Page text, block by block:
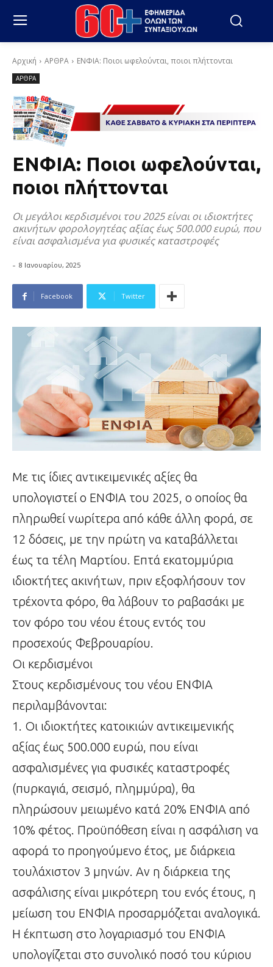
Αρχική ΑΡΘΡΑ ΕΝΦΙΑ: Ποιοι ωφελούνται, ποιοι πλήττονται
ΑΡΘΡΑ
ΕΝΦΙΑ: Ποιοι ωφελούνται,
ποιοι πλήττονται
Οι μεγάλοι κερδισμένοι του 2025 είναι οι ιδιοκτήτες
ακινήτων φορολογητέας αξίας έως 500.000 ευρώ, που
είναι ασφαλισμένα για φυσικές καταστροφές
- 8 Ιανουαρίου, 2025
Facebook Twitter
Με τις ίδιες αντικειμενικές αξίες θα
υπολογιστεί ο ΕΝΦΙΑ του 2025, ο οποίος θα
πληρωθεί νωρίτερα από κάθε άλλη φορά, σε
12 δόσεις, με την πρώτη να καταβάλλεται
έως τα τέλη Μαρτίου. Επτά εκατομμύρια
ιδιοκτήτες ακινήτων, πριν εξοφλήσουν τον
τρέχοντα φόρο, θα λάβουν το ραβασάκι με
τον φόρο του νέου έτους εντός του
προσεχούς Φεβρουαρίου.
Οι κερδισμένοι
Στους κερδισμένους του νέου ΕΝΦΙΑ
περιλαμβάνονται:
1. Οι ιδιοκτήτες κατοικιών αντικειμενικής
αξίας έως 500.000 ευρώ, που είναι
ασφαλισμένες για φυσικές καταστροφές
(πυρκαγιά, σεισμό, πλημμύρα), θα
πληρώσουν μειωμένο κατά 20% ΕΝΦΙΑ από
10% φέτος. Προϋπόθεση είναι η ασφάλιση να
αφορά το προηγούμενο έτος, με διάρκεια
τουλάχιστον 3 μηνών. Αν η διάρκεια της
ασφάλισης είναι μικρότερη του ενός έτους, η
μείωση του ΕΝΦΙΑ προσαρμόζεται αναλογικά.
Η έκπτωση στο λογαριασμό του ΕΝΦΙΑ
υπολογίζεται στο συνολικό ποσό του κύριου